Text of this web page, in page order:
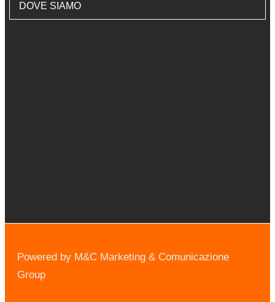
DOVE SIAMO
Powered by M&C Marketing & Comunicazione
Group